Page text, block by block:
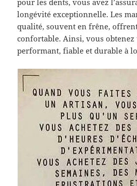
longévité exceptionnelle. Les
qualité, souvent en frêne,
confortable. Ainsi, vous
performant, fiable et durable à